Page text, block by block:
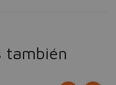
también